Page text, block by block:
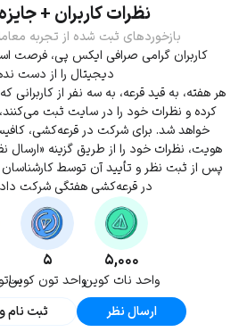
نظرات کاربران +
بازخوردهای ثبت شده از تجربه
کاربران گرامی صرافی ایکس پی، فرصت
دیجیتال را از دست
هر هفته، به قید قرعه، به سه نفر از کاربرانی
کرده و نظرات خود را در سایت ثبت می‌کنند،
خواهد شد. برای شرکت در قرعه‌کشی،
هویت، نظرات خود را از طریق گزینه «ارسال
پس از ثبت نظر و تأیید آن توسط
در قرعه‌کشی هفتگی شرکت
۵,۰۰۰
واحد نات کوین
۵
واحد تون کوین
ارسال نظر
ثبت نام